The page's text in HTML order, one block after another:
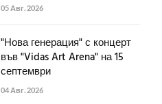
05 Авг. 2026
"Нова генерация" с концерт
във "Vidas Art Arena" на 15
септември
04 Авг. 2026